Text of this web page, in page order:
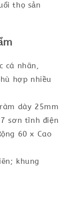
thọ sản
cá nhân,
hợp nhiều
dày 25mm
sơn tĩnh điện
60 x Cao
khung